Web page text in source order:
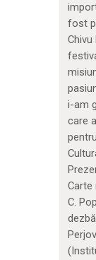
fost
i-am
care
Carte
C.